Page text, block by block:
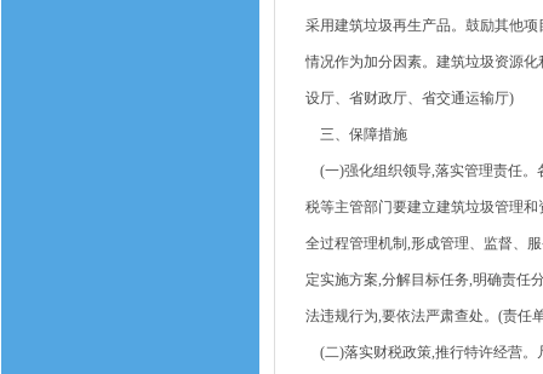
采用建筑垃圾再生产品。鼓励其他
情况作为加分因素。建筑垃圾资源
设厅、省财政厅、省交通运输厅)
三、保障措施
(一)强化组织领导,落实管理责任。
税等主管部门要建立建筑垃圾管理
全过程管理机制,形成管理、监督、
定实施方案,分解目标任务,明确责任
法违规行为,要依法严肃查处。(责任
(二)落实财税政策,推行特许经营。